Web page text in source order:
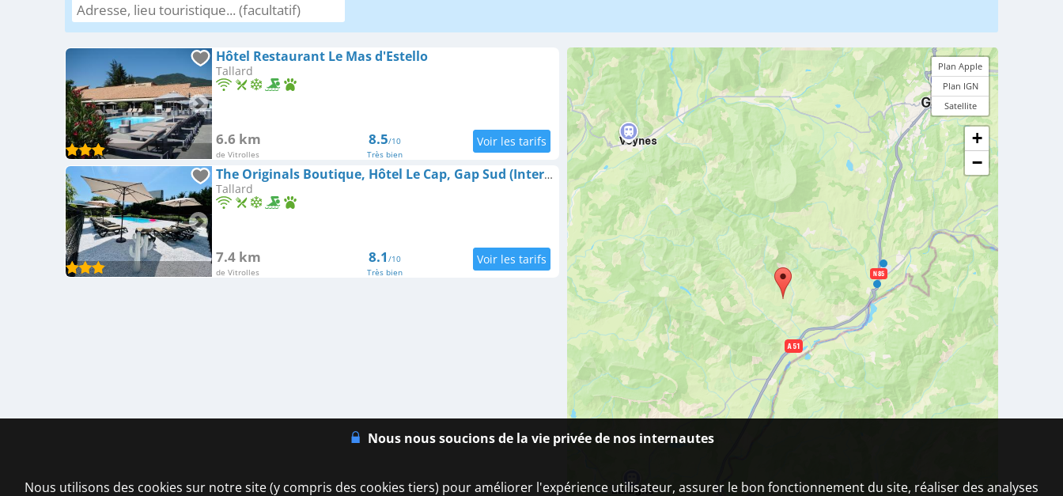
Hôtel Restaurant Le Mas d'Estello
Tallard
6.6 km
de Vitrolles
8.5/10
Très bien
The Originals Boutique, Hôtel Le Cap, Gap Sud (Inter-Hotel)
Tallard
7.4 km
de Vitrolles
8.1/10
Très bien
Plan Apple
Plan IGN
Satellite
+
−
Nous nous soucions de la vie privée de nos internautes
Nous utilisons des cookies sur notre site (y compris des cookies tiers) pour améliorer l'expérience utilisateur, assurer le bon fonctionnement du site, réaliser des analyses